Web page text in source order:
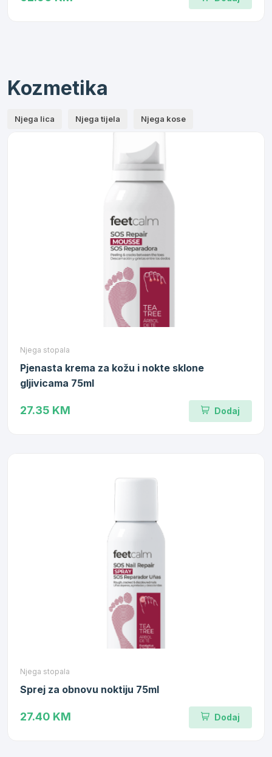
Kozmetika
Njega lica Njega tijela Njega kose
Njega stopala
Pjenasta krema za kožu i nokte sklone
gljivicama 75ml
27.35 KM Dodaj
Njega stopala
Sprej za obnovu noktiju 75ml
27.40 KM Dodaj